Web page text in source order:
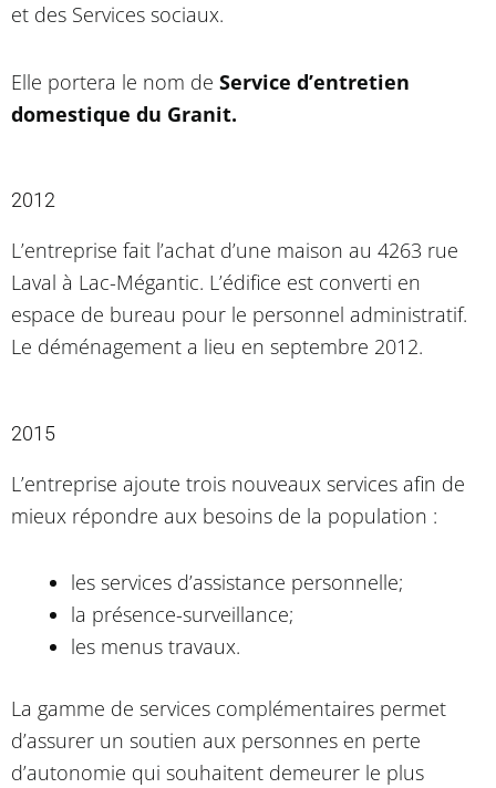
et des Services sociaux.
Elle portera le nom de Service d’entretien
domestique du Granit.
2012
L’entreprise fait l’achat d’une maison au 4263 rue
Laval à Lac-Mégantic. L’édifice est converti en
espace de bureau pour le personnel administratif.
Le déménagement a lieu en septembre 2012.
2015
L’entreprise ajoute trois nouveaux services afin de
mieux répondre aux besoins de la population :
les services d’assistance personnelle;
la présence-surveillance;
les menus travaux.
La gamme de services complémentaires permet
d’assurer un soutien aux personnes en perte
d’autonomie qui souhaitent demeurer le plus